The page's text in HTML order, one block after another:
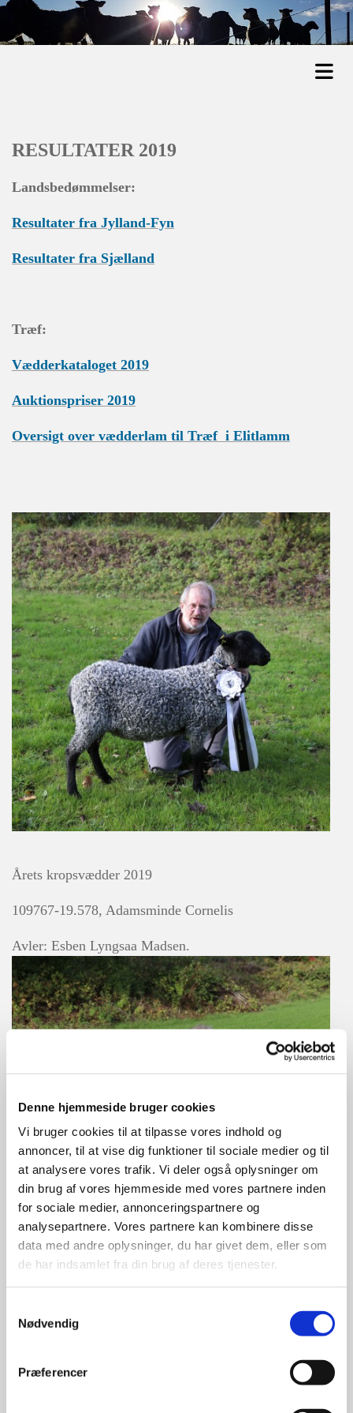
Denne hjemmeside bruger cookies
Vi bruger cookies til at tilpasse vores indhold og
annoncer, til at vise dig funktioner til sociale medier og til
at analysere vores trafik. Vi deler også oplysninger om
din brug af vores hjemmeside med vores partnere inden
for sociale medier, annonceringspartnere og
analysepartnere. Vores partnere kan kombinere disse
data med andre oplysninger, du har givet dem, eller som
de har indsamlet fra din brug af deres tjenester.
Nødvendig
Præferencer
RESULTATER 2019
Landsbedømmelser:
Resultater fra Jylland-Fyn
Resultater fra Sjælland
Træf:
Vædderkataloget 2019
Auktionspriser 2019
Oversigt over vædderlam til Træf i Elitlamm
Årets kropsvædder 2019
109767-19.578, Adamsminde Cornelis
Avler: Esben Lyngsaa Madsen.
Årets pelsvædder 2019